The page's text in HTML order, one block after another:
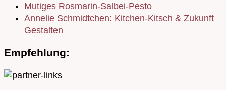
Mutiges Rosmarin-Salbei-Pesto
Annelie Schmidtchen: Kitchen-Kitsch & Zukunft
Gestalten
Empfehlung: